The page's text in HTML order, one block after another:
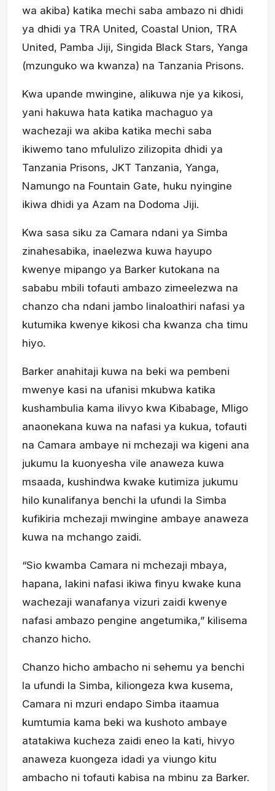
wa akiba) katika mechi saba ambazo ni dhidi
ya dhidi ya TRA United, Coastal Union, TRA
United, Pamba Jiji, Singida Black Stars, Yanga
(mzunguko wa kwanza) na Tanzania Prisons.
Kwa upande mwingine, alikuwa nje ya kikosi,
yani hakuwa hata katika machaguo ya
wachezaji wa akiba katika mechi saba
ikiwemo tano mfululizo zilizopita dhidi ya
Tanzania Prisons, JKT Tanzania, Yanga,
Namungo na Fountain Gate, huku nyingine
ikiwa dhidi ya Azam na Dodoma Jiji.
Kwa sasa siku za Camara ndani ya Simba
zinahesabika, inaelezwa kuwa hayupo
kwenye mipango ya Barker kutokana na
sababu mbili tofauti ambazo zimeelezwa na
chanzo cha ndani jambo linaloathiri nafasi ya
kutumika kwenye kikosi cha kwanza cha timu
hiyo.
Barker anahitaji kuwa na beki wa pembeni
mwenye kasi na ufanisi mkubwa katika
kushambulia kama ilivyo kwa Kibabage, Mligo
anaonekana kuwa na nafasi ya kukua, tofauti
na Camara ambaye ni mchezaji wa kigeni ana
jukumu la kuonyesha vile anaweza kuwa
msaada, kushindwa kwake kutimiza jukumu
hilo kunalifanya benchi la ufundi la Simba
kufikiria mchezaji mwingine ambaye anaweza
kuwa na mchango zaidi.
“Sio kwamba Camara ni mchezaji mbaya,
hapana, lakini nafasi ikiwa finyu kwake kuna
wachezaji wanafanya vizuri zaidi kwenye
nafasi ambazo pengine angetumika,” kilisema
chanzo hicho.
Chanzo hicho ambacho ni sehemu ya benchi
la ufundi la Simba, kiliongeza kwa kusema,
Camara ni mzuri endapo Simba itaamua
kumtumia kama beki wa kushoto ambaye
atatakiwa kucheza zaidi eneo la kati, hivyo
anaweza kuongeza idadi ya viungo kitu
ambacho ni tofauti kabisa na mbinu za Barker.